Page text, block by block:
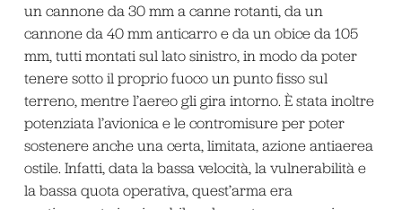
un cannone da 30 mm a canne rotanti, da un
cannone da 40 mm anticarro e da un obice da 105
mm, tutti montati sul lato sinistro, in modo da poter
tenere sotto il proprio fuoco un punto fisso sul
terreno, mentre l’aereo gli gira intorno. È stata inoltre
potenziata l’avionica e le contromisure per poter
sostenere anche una certa, limitata, azione antiaerea
ostile. Infatti, data la bassa velocità, la vulnerabilità e
la bassa quota operativa, quest’arma era